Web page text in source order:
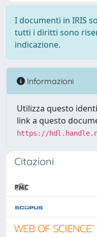
I documenti in IRIS
tutti i diritti sono
indicazione.
Informazioni
Utilizza questo
link a questo
https://
Citazioni